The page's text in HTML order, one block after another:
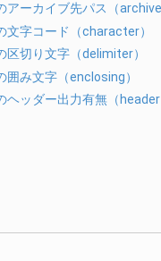
アーカイブ先パス（
文字コード（character）
区切り文字（delimiter）
み文字（enclosing）
ヘッダー出力有無（